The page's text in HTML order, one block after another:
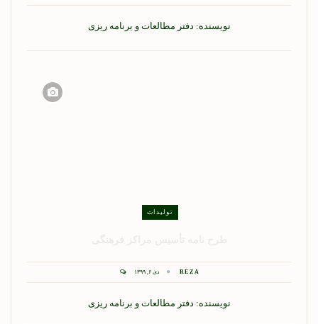
نویسنده: دفتر مطالعات و برنامه ریزی
تولیدات
REZA دی ۶, ۱۳۹۹
نویسنده: دفتر مطالعات و برنامه ریزی